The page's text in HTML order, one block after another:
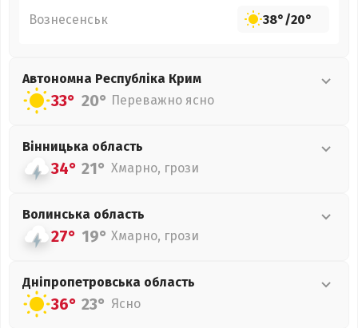
Вознесенськ 38°/20°
Автономна Республіка Крим
33° 20° Переважно ясно
Вінницька область
34° 21° Хмарно, грози
Волинська область
27° 19° Хмарно, грози
Дніпропетровська область
36° 23° Ясно